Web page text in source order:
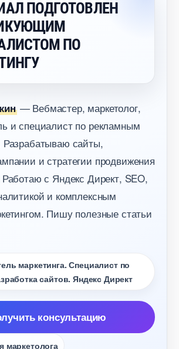
ПОДГОТОВЛЕН
ПО
— Вебмастер, маркетолог,
и специалист по рекламным
Разрабатываю сайты,
и стратегии продвижения
с Яндекс Директ, SEO,
и комплексным
Пишу полезные статьи
маркетинга. Специалист по
сайтов. Яндекс Директ
консультацию
маркетолога